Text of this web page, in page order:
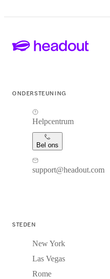
ONDERSTEUNING
Helpcentrum
Bel ons
support@headout.com
STEDEN
New York
Las Vegas
Rome